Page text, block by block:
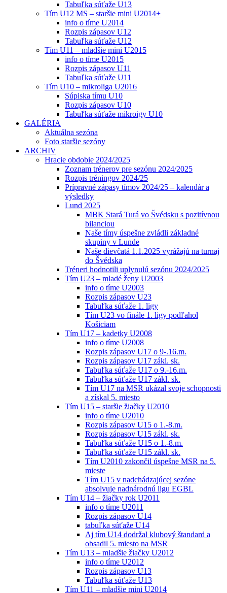
Tabuľka súťaže U13
Tím U12 MS – staršie mini U2014+
info o tíme U2014
Rozpis zápasov U12
Tabuľka súťaže U12
Tím U11 – mladšie mini U2015
info o tíme U2015
Rozpis zápasov U11
Tabuľka súťaže U11
Tím U10 – mikroliga U2016
Súpiska tímu U10
Rozpis zápasov U10
Tabuľka súťaže mikroigy U10
GALÉRIA
Aktuálna sezóna
Foto staršie sezóny
ARCHIV
Hracie obdobie 2024/2025
Zoznam trénerov pre sezónu 2024/2025
Rozpis tréningov 2024/25
Prípravné zápasy tímov 2024/25 – kalendár a
výsledky
Lund 2025
MBK Stará Turá vo Švédsku s pozitívnou
bilanciou
Naše tímy úspešne zvládli základné
skupiny v Lunde
Naše dievčatá 1.1.2025 vyrážajú na turnaj
do Švédska
Tréneri hodnotili uplynulú sezónu 2024/2025
Tím U23 – mladé ženy U2003
info o tíme U2003
Rozpis zápasov U23
Tabuľka súťaže 1. ligy
Tím U23 vo finále 1. ligy podľahol
Košiciam
Tím U17 – kadetky U2008
info o tíme U2008
Rozpis zápasov U17 o 9-.16.m.
Rozpis zápasov U17 zákl. sk.
Tabuľka súťaže U17 o 9.-16.m.
Tabuľka súťaže U17 zákl. sk.
Tím U17 na MSR ukázal svoje schopnosti
a získal 5. miesto
Tím U15 – staršie žiačky U2010
info o tíme U2010
Rozpis zápasov U15 o 1.-8.m.
Rozpis zápasov U15 zákl. sk.
Tabuľka súťaže U15 o 1.-8.m.
Tabuľka súťaže U15 zákl. sk.
Tím U2010 zakončil úspešne MSR na 5.
mieste
Tím U15 v nadchádzajúcej sezóne
absolvuje nadnárodnú ligu EGBL
Tím U14 – žiačky rok U2011
info o tíme U2011
Rozpis zápasov U14
tabuľka súťaže U14
Aj tím U14 dodržal klubový štandard a
obsadil 5. miesto na MSR
Tím U13 – mladšie žiačky U2012
info o tíme U2012
Rozpis zápasov U13
Tabuľka súťaže U13
Tím U11 – mladšie mini U2014